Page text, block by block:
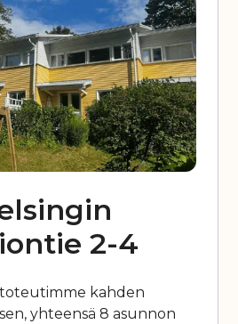
2-4
toteutimme kahden
yhteensä 8 asunnon